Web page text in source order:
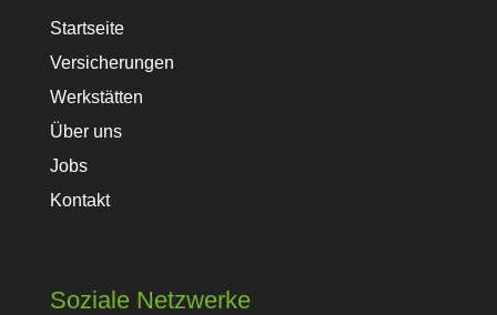
Startseite
Versicherungen
Werkstätten
Über uns
Jobs
Kontakt
Soziale Netzwerke